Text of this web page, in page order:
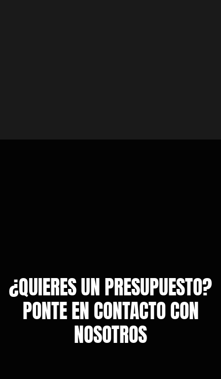
¿QUIERES UN PRESUPUESTO?
PONTE EN CONTACTO CON
NOSOTROS